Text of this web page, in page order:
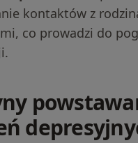
kontaktów z
co prowadzi do